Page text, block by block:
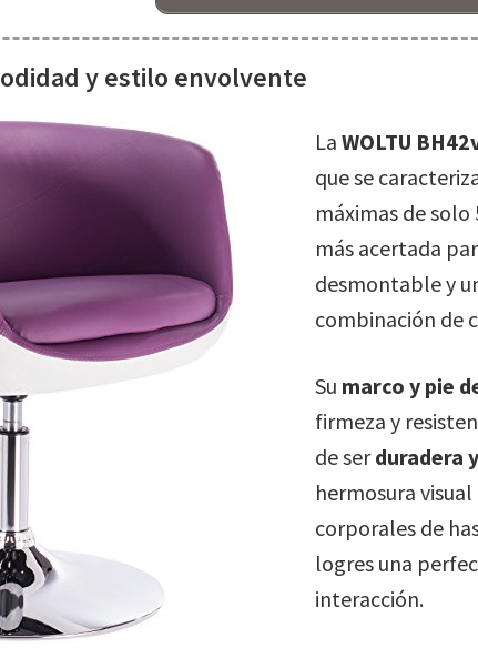
y estilo envolvente
La WOLTU
que se
máximas de solo
más acertada
desmontable y
combinación de
Su marco y pie
firmeza y
de serduradera
hermosura
corporales de
logres una
interacción.